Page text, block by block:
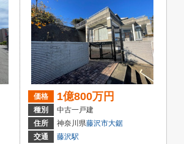
価格 1億800万円
種別
中古一戸建
住所
神奈川県藤沢市大鋸
交通
藤沢駅